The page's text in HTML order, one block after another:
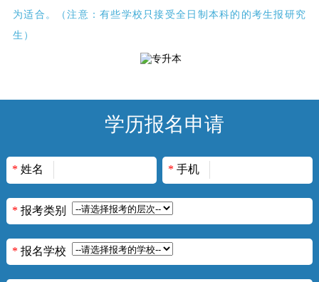
为适合。（注意：有些学校只接受全日制本科的的考生报研究
生）
学历报名申请
* 姓名 * 手机
* 报考类别
* 报名学校